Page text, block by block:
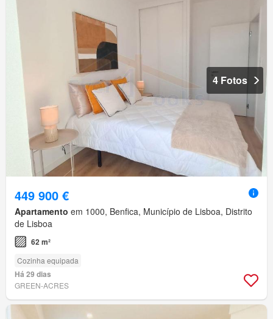
4 Fotos
449 900 €
Apartamento em 1000, Benfica, Município de Lisboa, Distrito
de Lisboa
62 m²
Cozinha equipada
Há 29 dias
GREEN-ACRES